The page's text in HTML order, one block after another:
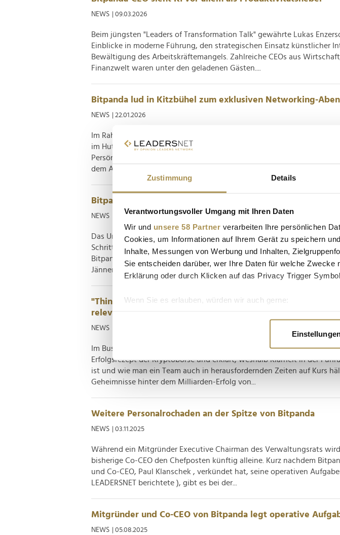
Zustimmung Details
Verantwortungsvoller Umgang mit Ihren Daten
Wir und unsere 58 Partner verarbeiten Ihre persönlichen
Cookies, um Informationen auf Ihrem Gerät zu speichern
Inhalte, Messungen von Werbung und Inhalten,
Sie entscheiden darüber, wer Ihre Daten für welche
Erklärung oder durch Klicken auf das Privacy Trigger
Wenn Sie es erlauben, würden wir auch gerne:
Erfahren Sie mehr darüber, wie Ihre persönlichen Daten
Wir verwenden Cookies, um Inhalte und Anzeigen zu
und die Zugriffe auf unsere Website zu analysieren.
Website an unsere Partner für soziale Medien, Werbung
möglicherweise mit weiteren Daten zusammen, die Sie
der Dienste gesammelt haben.
NEWS | 09.03.2026
Beim jüngsten "Leaders of Transformation Talk" gewährte Lukas
Einblicke in moderne Führung, den strategischen Einsatz künstlicher
Bewältigung des Arbeitskräftemangels. Zahlreiche CEOs aus
Finanzwelt waren unter den geladenen Gästen....
Bitpanda lud in Kitzbühel zum exklusiven Networking-
NEWS | 22.01.2026
Im Rahmen der Hahnenkamm-Rennen veranstaltete der Krypto-Broker
im Hutschpferd Palais. Unter dem Motto "From mountains to markets"
Persönlichkeiten aus Sport, Unternehmertum und der Creator Economy
dem Auftakt mit der Kitz Legends Night am Mittwoch ( LEADERSNET...
Bitpanda vereint Krypto, Aktien und ETFs in einer
NEWS | 20.01.2026
Das Unternehmen erweitert sein Angebot ab dem 29. Jänner 2026.
Schritt von einer europaweiten Kampagne mit Christoph Waltz als
Bitpanda kündigt den Start eines deutlich erweiterten Anlageangebots
Jänner 2026 sollen Kund:innen über die App Zugang zu...
"Think Big and Move Fast – nur so bleibt man im globalen
relevant"
NEWS
Im Business Gladiators-Podcast verrät Bitpanda-CEO Lukas
Erfolgsrezept der Kryptobörse und erklärt, weshalb Klarheit in der
ist und wie man ein Team auch in herausfordernden Zeiten auf Kurs
Geheimnisse hinter dem Milliarden-Erfolg von...
Weitere Personalrochaden an der Spitze von Bitpanda
NEWS | 03.11.2025
Während ein Mitgründer Executive Chairman des Verwaltungsrats
bisherige Co-CEO den Chefposten künftig alleine. Kurz nachdem
und Co-CEO, Paul Klanschek , verkündet hat, seine operativen
LEADERSNET berichtete ), gibt es bei der...
Mitgründer und Co-CEO von Bitpanda legt operative
NEWS | 05.08.2025